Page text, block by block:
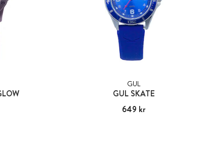
GUL
GUL SKATE
Pris:649 kr
649 kr